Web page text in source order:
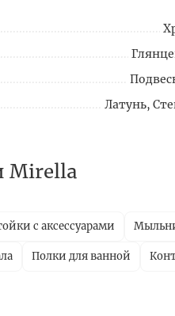
Латунь,
Mirella
с аксессуарами
Полки для ванной